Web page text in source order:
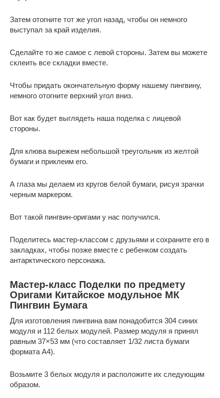
Затем отогните тот же угол назад, чтобы он немного
выступал за край изделия.
Сделайте то же самое с левой стороны. Затем вы можете
склеить все складки вместе.
Чтобы придать окончательную форму нашему пингвину,
немного отогните верхний угол вниз.
Вот как будет выглядеть наша поделка с лицевой
стороны.
Для клюва вырежем небольшой треугольник из желтой
бумаги и приклеим его.
А глаза мы делаем из кругов белой бумаги, рисуя зрачки
черным маркером.
Вот такой пингвин-оригами у нас получился.
Поделитесь мастер-классом с друзьями и сохраните его в
закладках, чтобы позже вместе с ребенком создать
антарктического персонажа.
Мастер-класс Поделки по предмету
Оригами Китайское модульное МК
Пингвин Бумага
Для изготовления пингвина вам понадобится 304 синих
модуля и 112 белых модулей. Размер модуля я принял
равным 37×53 мм (что составляет 1/32 листа бумаги
формата А4).
Возьмите 3 белых модуля и расположите их следующим
образом.